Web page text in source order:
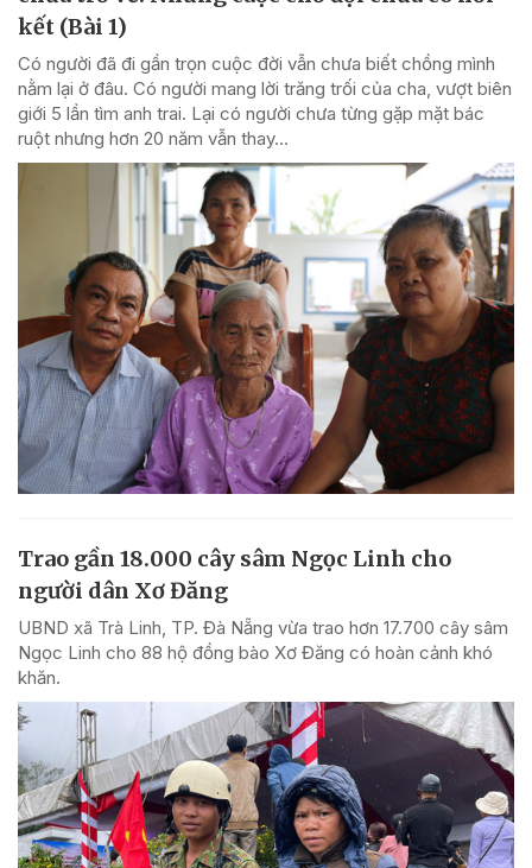
kết (Bài 1)
Có người đã đi gần trọn cuộc đời vẫn chưa biết chồng mình
nằm lại ở đâu. Có người mang lời trăng trối của cha, vượt biên
giới 5 lần tìm anh trai. Lại có người chưa từng gặp mặt bác
ruột nhưng hơn 20 năm vẫn thay...
Trao gần 18.000 cây sâm Ngọc Linh cho
người dân Xơ Đăng
UBND xã Trà Linh, TP. Đà Nẵng vừa trao hơn 17.700 cây sâm
Ngọc Linh cho 88 hộ đồng bào Xơ Đăng có hoàn cảnh khó
khăn.